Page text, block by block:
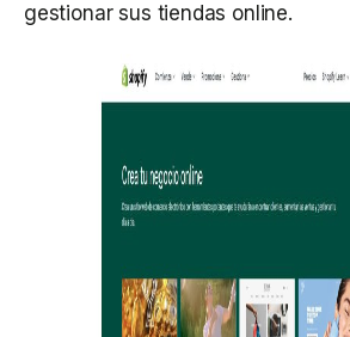
gestionar sus tiendas online.